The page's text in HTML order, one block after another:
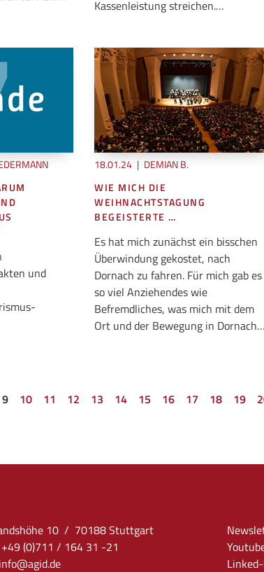
Kassenleistung streichen.…
und
18.01.24 | DEMIAN B.
WIE MICH DIE
WEIHNACHTSTAGUNG
BEGEISTERTE …
Es hat mich zunächst ein bisschen
Überwindung gekostet, nach
Dornach zu fahren. Für mich gab es
so viel Anziehendes wie
Befremdliches, was mich mit dem
Ort und der Bewegung in Dornach…
9 10 11 12 13 14 15 16 17 18 19
10 / 70188 Stuttgart
(0)711 / 164 31 -21
info@agid.de